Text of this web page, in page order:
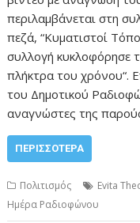
περιλαμβάνεται στη
πεζά, “Κυματιστοί
συλλογή κυκλοφόρησε
πλήκτρα του χρόνου“.
του Δημοτικού
αναγνώστες της
ΠΕΡΙΣΣΌΤΕΡΑ
Πολιτισμός Evita
Ημέρα Ραδιοφώνου